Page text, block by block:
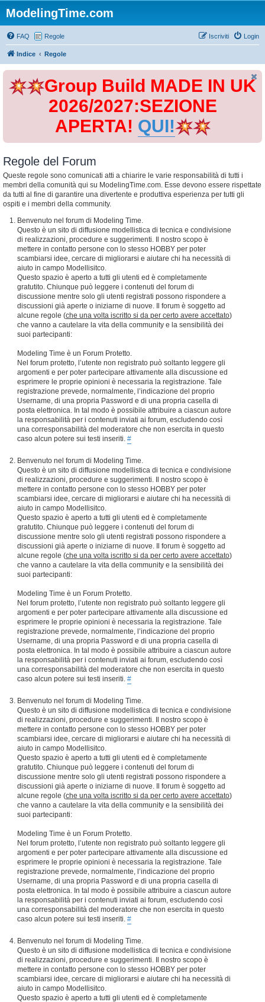
ModelingTime.com
FAQ Regole Login
Iscriviti
Indice Regole
Group Build MADE IN UK
2026/2027:SEZIONE
APERTA! QUI!
Regole del Forum
Queste regole sono comunicati atti a chiarire le varie responsabilità di tutti i
membri della comunità qui su ModelingTime.com. Esse devono essere rispettate
da tutti al fine di garantire una divertente e produttiva esperienza per tutti gli
ospiti e i membri della community.
Benvenuto nel forum di Modeling Time.
Questo è un sito di diffusione modellistica di tecnica e condivisione
di realizzazioni, procedure e suggerimenti. Il nostro scopo è
mettere in contatto persone con lo stesso HOBBY per poter
scambiarsi idee, cercare di migliorarsi e aiutare chi ha necessità di
aiuto in campo Modellisitco.
Questo spazio è aperto a tutti gli utenti ed è completamente
gratutito. Chiunque può leggere i contenuti del forum di
discussione mentre solo gli utenti registrati possono rispondere a
discussioni già aperte o iniziarne di nuove. Il forum è soggetto ad
alcune regole (che una volta iscritto si da per certo avere accettato)
che vanno a cautelare la vita della community e la sensibilità dei
suoi partecipanti:
Modeling Time è un Forum Protetto.
Nel forum protetto, l’utente non registrato può soltanto leggere gli
argomenti e per poter partecipare attivamente alla discussione ed
esprimere le proprie opinioni è necessaria la registrazione. Tale
registrazione prevede, normalmente, l’indicazione del proprio
Username, di una propria Password e di una propria casella di
posta elettronica. In tal modo è possibile attribuire a ciascun autore
la responsabilità per i contenuti inviati ai forum, escludendo così
una corresponsabilità del moderatore che non esercita in questo
caso alcun potere sui testi inseriti. #
Benvenuto nel forum di Modeling Time.
Questo è un sito di diffusione modellistica di tecnica e condivisione
di realizzazioni, procedure e suggerimenti. Il nostro scopo è
mettere in contatto persone con lo stesso HOBBY per poter
scambiarsi idee, cercare di migliorarsi e aiutare chi ha necessità di
aiuto in campo Modellisitco.
Questo spazio è aperto a tutti gli utenti ed è completamente
gratutito. Chiunque può leggere i contenuti del forum di
discussione mentre solo gli utenti registrati possono rispondere a
discussioni già aperte o iniziarne di nuove. Il forum è soggetto ad
alcune regole (che una volta iscritto si da per certo avere accettato)
che vanno a cautelare la vita della community e la sensibilità dei
suoi partecipanti:
Modeling Time è un Forum Protetto.
Nel forum protetto, l’utente non registrato può soltanto leggere gli
argomenti e per poter partecipare attivamente alla discussione ed
esprimere le proprie opinioni è necessaria la registrazione. Tale
registrazione prevede, normalmente, l’indicazione del proprio
Username, di una propria Password e di una propria casella di
posta elettronica. In tal modo è possibile attribuire a ciascun autore
la responsabilità per i contenuti inviati ai forum, escludendo così
una corresponsabilità del moderatore che non esercita in questo
caso alcun potere sui testi inseriti. #
Benvenuto nel forum di Modeling Time.
Questo è un sito di diffusione modellistica di tecnica e condivisione
di realizzazioni, procedure e suggerimenti. Il nostro scopo è
mettere in contatto persone con lo stesso HOBBY per poter
scambiarsi idee, cercare di migliorarsi e aiutare chi ha necessità di
aiuto in campo Modellisitco.
Questo spazio è aperto a tutti gli utenti ed è completamente
gratutito. Chiunque può leggere i contenuti del forum di
discussione mentre solo gli utenti registrati possono rispondere a
discussioni già aperte o iniziarne di nuove. Il forum è soggetto ad
alcune regole (che una volta iscritto si da per certo avere accettato)
che vanno a cautelare la vita della community e la sensibilità dei
suoi partecipanti:
Modeling Time è un Forum Protetto.
Nel forum protetto, l’utente non registrato può soltanto leggere gli
argomenti e per poter partecipare attivamente alla discussione ed
esprimere le proprie opinioni è necessaria la registrazione. Tale
registrazione prevede, normalmente, l’indicazione del proprio
Username, di una propria Password e di una propria casella di
posta elettronica. In tal modo è possibile attribuire a ciascun autore
la responsabilità per i contenuti inviati ai forum, escludendo così
una corresponsabilità del moderatore che non esercita in questo
caso alcun potere sui testi inseriti. #
Benvenuto nel forum di Modeling Time.
Questo è un sito di diffusione modellistica di tecnica e condivisione
di realizzazioni, procedure e suggerimenti. Il nostro scopo è
mettere in contatto persone con lo stesso HOBBY per poter
scambiarsi idee, cercare di migliorarsi e aiutare chi ha necessità di
aiuto in campo Modellisitco.
Questo spazio è aperto a tutti gli utenti ed è completamente